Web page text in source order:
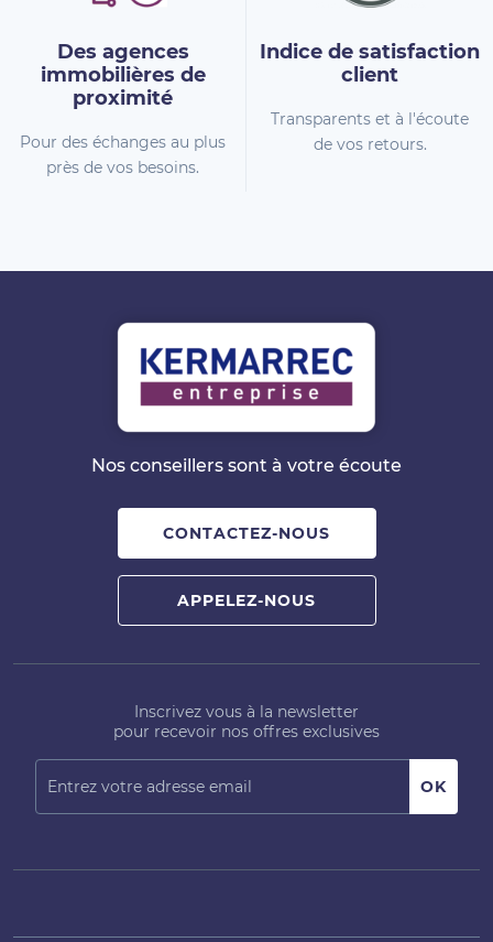
Des agences
immobilières de
proximité
Pour des échanges au plus
près de vos besoins.
Indice de satisfaction
client
Transparents et à l'écoute
de vos retours.
Nos conseillers sont à votre écoute
CONTACTEZ-NOUS
APPELEZ-NOUS
Inscrivez vous à la newsletter
pour recevoir nos offres exclusives